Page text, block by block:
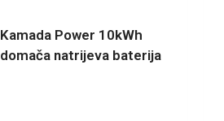
Kamada Power 10kWh
domača natrijeva baterija